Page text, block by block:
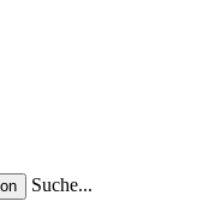
Suche...